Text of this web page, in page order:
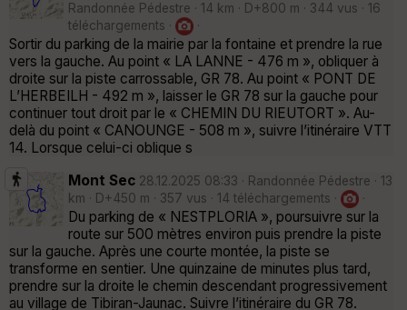
Randonnée Pédestre · 14 km · D+800 m · 344 vus · 16
téléchargements ·
·
Sortir du parking de la mairie par la fontaine et prendre la rue
vers la gauche. Au point « LA LANNE - 476 m », obliquer à
droite sur la piste carrossable, GR 78. Au point « PONT DE
L’HERBEILH - 492 m », laisser le GR 78 sur la gauche pour
continuer tout droit par le « CHEMIN DU RIEUTORT ». Au-
delà du point « CANOUNGE - 508 m », suivre l’itinéraire VTT
14. Lorsque celui-ci oblique s
Mont Sec 28.12.2025 08:33 · Randonnée Pédestre · 13
km · D+450 m · 357 vus · 14 téléchargements ·
·
Du parking de « NESTPLORIA », poursuivre sur la
route sur 500 mètres environ puis prendre la piste
sur la gauche. Après une courte montée, la piste se
transforme en sentier. Une quinzaine de minutes plus tard,
prendre sur la droite le chemin descendant progressivement
au village de Tibiran-Jaunac. Suivre l’itinéraire du GR 78.